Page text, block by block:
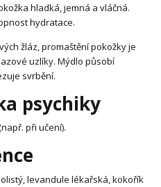
hladká, jemná a vláčná.
hydratace.
žláz, promaštění pokožky je
uzlíky. Mýdlo působí
svrbění.
psychiky
při učení).
levandule lékařská, kokořík